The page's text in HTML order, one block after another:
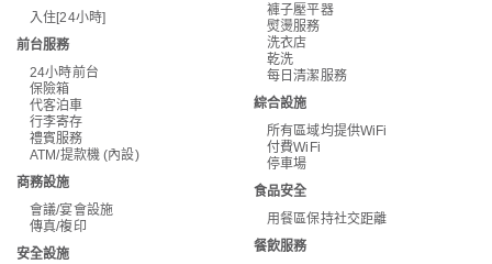
入住[24小時]
前台服務
24小時前台
保險箱
代客泊車
行李寄存
禮賓服務
ATM/提款機 (內設)
商務設施
會議/宴會設施
傳真/複印
安全設施
褲子壓平器
熨燙服務
洗衣店
乾洗
每日清潔服務
綜合設施
所有區域均提供WiFi
付費WiFi
停車場
食品安全
用餐區保持社交距離
餐飲服務